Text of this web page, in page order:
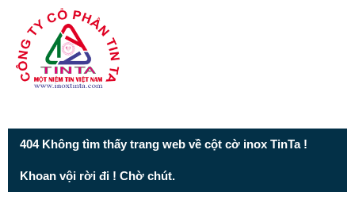
Từ mục này trở xuống là mã nguồn Zalo
404 Không tìm thấy trang web về cột cờ inox TinTa !
Khoan vội rời đi ! Chờ chút.